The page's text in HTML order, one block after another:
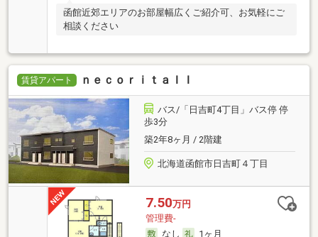
函館近郊エリアのお部屋幅広くご紹介可、お気軽にご
相談ください
賃貸アパート ｎｅｃｏｒｉｔａＩＩ
バス/「日吉町4丁目」バス停 停
歩3分
築2年8ヶ月 / 2階建
北海道函館市日吉町４丁目
7.50万円
管理費-
なし
1ヶ月